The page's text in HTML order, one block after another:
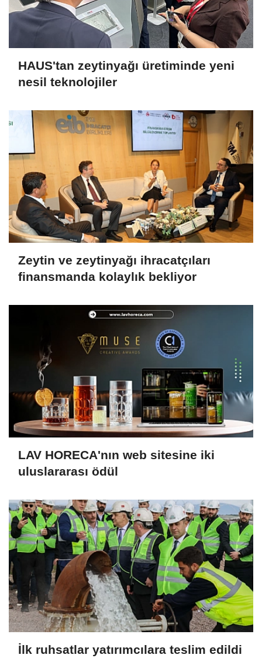
HAUS'tan zeytinyağı üretiminde yeni
nesil teknolojiler
Zeytin ve zeytinyağı ihracatçıları
finansmanda kolaylık bekliyor
LAV HORECA'nın web sitesine iki
uluslararası ödül
İlk ruhsatlar yatırımcılara teslim edildi